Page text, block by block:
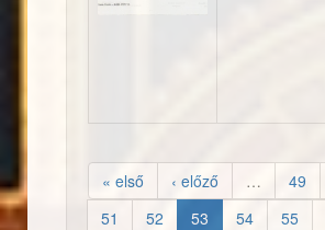
« első ‹ előző … 49
51
52 53 54 55